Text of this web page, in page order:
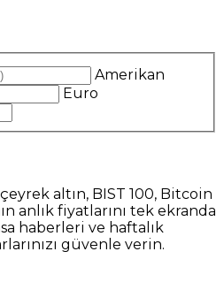
Amerikan
Euro
altın, BIST 100, Bitcoin
anlık fiyatlarını tek ekranda
haberleri ve haftalık
güvenle verin.